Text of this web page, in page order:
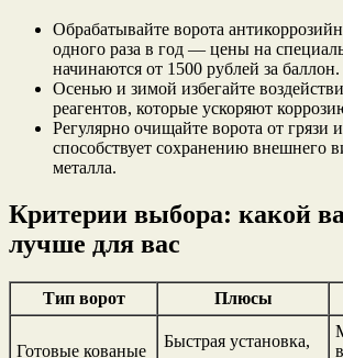
Обрабатывайте ворота
одного раза в год — цены на
начинаются от 1500 рублей за баллон.
Осенью и зимой избегайте
реагентов, которые ускоряют
Регулярно очищайте ворота от
способствует сохранению внешнего
металла.
Критерии выбора: какой
лучше для вас
Тип ворот Плюсы
Готовые кованые
Быстрая установка,